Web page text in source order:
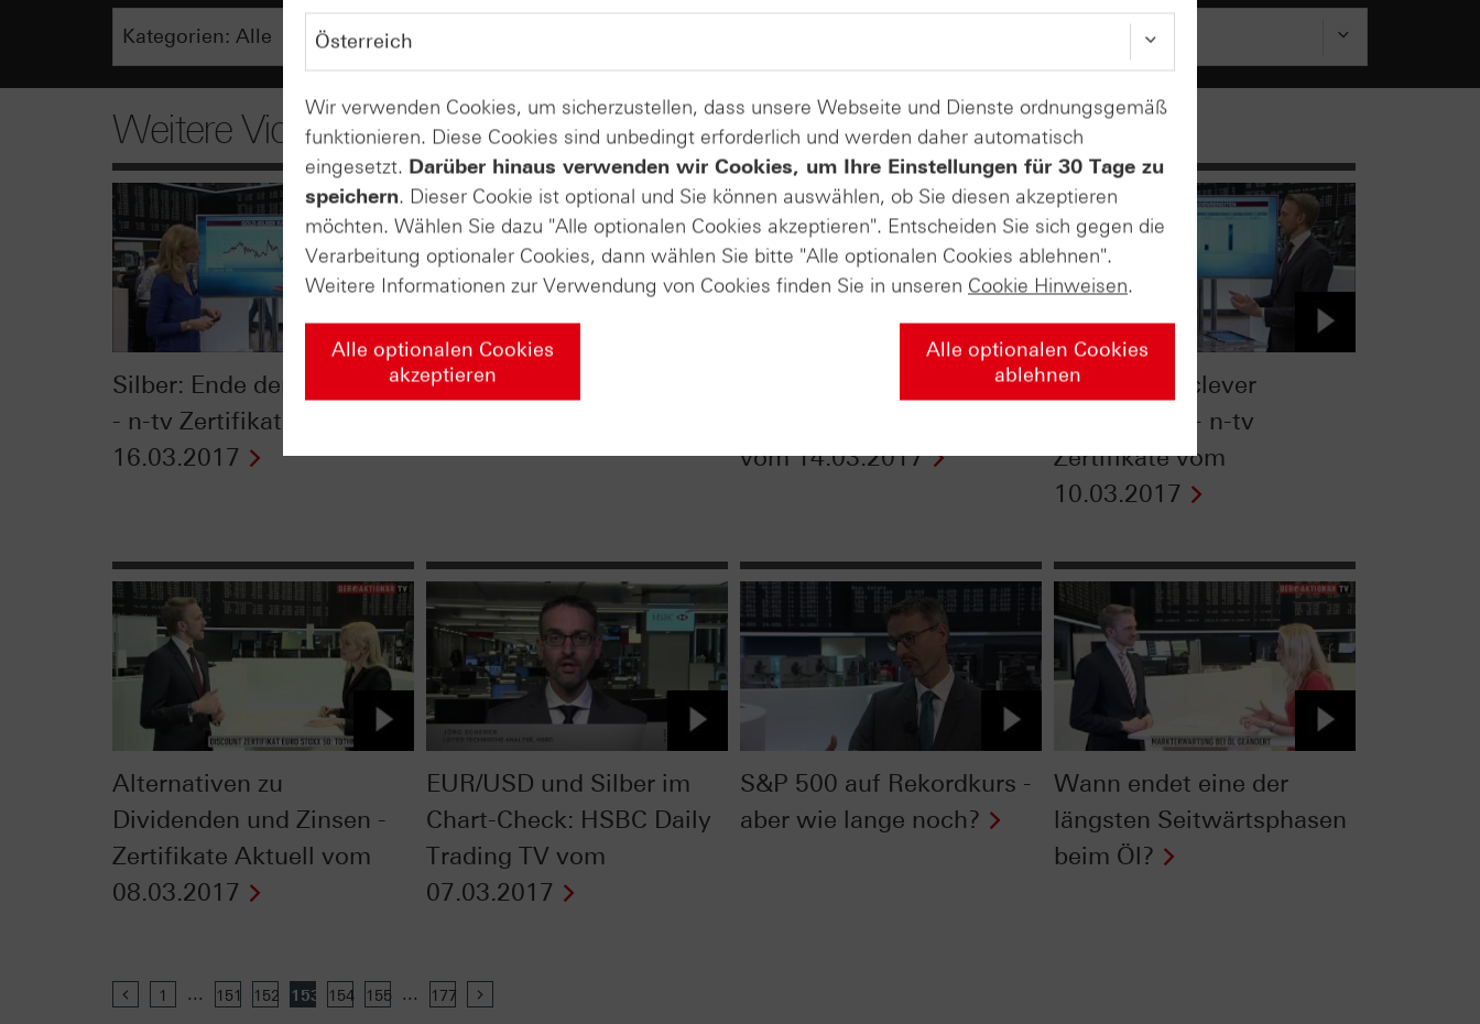
Weitere Videos
Silber: Ende der Erholung?
- n-tv Zertifikate vom
16.03.2017
Gold & Silber - Zertifikate
Nikkei und Hugo Boss:
vom 14.03.2017
Dividenden clever
umwandeln - n-tv
Zertifikate vom
10.03.2017
Alternativen zu
Dividenden und Zinsen -
Zertifikate Aktuell vom
08.03.2017
EUR/USD und Silber im
Chart-Check: HSBC Daily
Trading TV vom
07.03.2017
S&P 500 auf Rekordkurs -
aber wie lange noch?
Wann endet eine der
längsten Seitwärtsphasen
beim Öl?
Previous
1 ... 151 152 153 154 155 ... 177
Wir verwenden Cookies, um sicherzustellen, dass unsere Webseite und Dienste ordnungsgemäß
funktionieren. Diese Cookies sind unbedingt erforderlich und werden daher automatisch
eingesetzt. Darüber hinaus verwenden wir Cookies, um Ihre Einstellungen für 30 Tage zu
speichern. Dieser Cookie ist optional und Sie können auswählen, ob Sie diesen akzeptieren
möchten. Wählen Sie dazu "Alle optionalen Cookies akzeptieren". Entscheiden Sie sich gegen die
Verarbeitung optionaler Cookies, dann wählen Sie bitte "Alle optionalen Cookies ablehnen".
Weitere Informationen zur Verwendung von Cookies finden Sie in unseren Cookie Hinweisen.
Alle optionalen Cookies
akzeptieren
Alle optionalen Cookies
ablehnen